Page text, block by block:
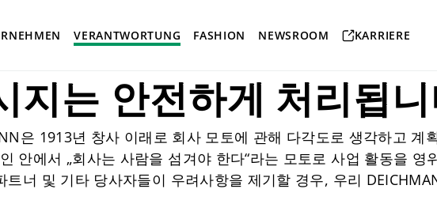
VERANTWORTUNG FASHION NEWSROOM KARRIERE
지는 안전하게 처리됩
은 1913년 창사 이래로 회사 모토에 관해 다각도로 생각하고 계
안에서 „회사는 사람을 섬겨야 한다“라는 모토로 사업 활동을 영
트너 및 기타 당사자들이 우려사항을 제기할 경우, 우리